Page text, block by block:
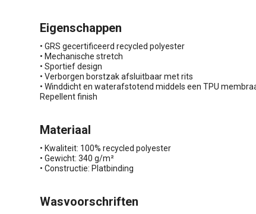
Eigenschappen
• GRS gecertificeerd recycled polyester
• Mechanische stretch
• Sportief design
• Verborgen borstzak afsluitbaar met rits
• Winddicht en waterafstotend middels een TPU
Repellent finish
Materiaal
• Kwaliteit: 100% recycled polyester
• Gewicht: 340 g/m²
• Constructie: Platbinding
Wasvoorschriften